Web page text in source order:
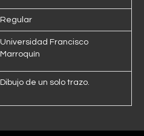
Regular
Universidad Francisco
Marroquín
Dibujo de un solo trazo.